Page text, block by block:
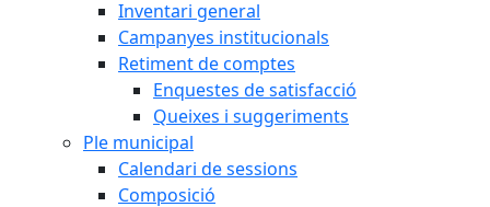
Inventari general
Campanyes institucionals
Retiment de comptes
Enquestes de satisfacció
Queixes i suggeriments
Ple municipal
Calendari de sessions
Composició